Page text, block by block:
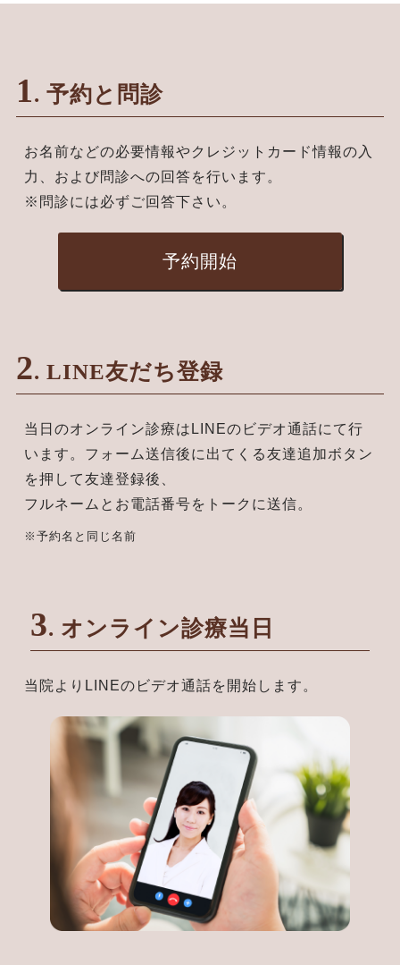
1. 予約と問診
お名前などの必要情報やクレジットカード情報の入
力、および問診への回答を行います。
※問診には必ずご回答下さい。
予約開始
2. LINE友だち登録
当日のオンライン診療はLINEのビデオ通話にて行
います。フォーム送信後に出てくる友達追加ボタン
を押して友達登録後、
フルネームとお電話番号をトークに送信。
※予約名と同じ名前
3. オンライン診療当日
当院よりLINEのビデオ通話を開始します。